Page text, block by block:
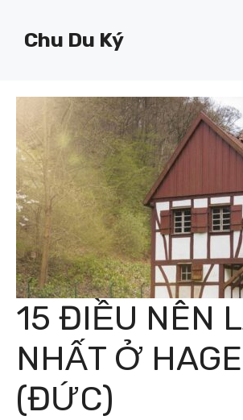
Chu Du Ký
15 ĐIỀU NÊN
NHẤT Ở
(ĐỨC)